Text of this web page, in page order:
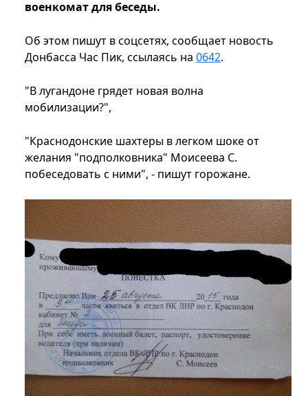
военкомат для беседы.
Об этом пишут в соцсетях, сообщает новость
Донбасса Час Пик, ссылаясь на 0642.
"В лугандоне грядет новая волна
мобилизации?",
"Краснодонские шахтеры в легком шоке от
желания "подполковника" Моисеева С.
побеседовать с ними", - пишут горожане.